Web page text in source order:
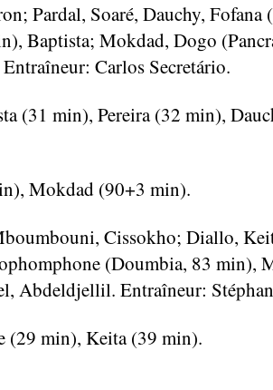
Pardal, Soaré, Dauchy, Fofana
Baptista; Mokdad, Dogo
Carlos Secretário.
(31 min), Pereira (32 min),
Mokdad (90+3 min).
Cissokho; Diallo,
(Doumbia, 83 min),
Abdeldjellil. Entraîneur:
(29 min), Keita (39 min).